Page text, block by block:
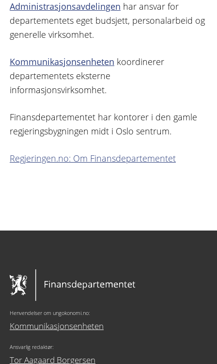
Administrasjonsavdelingen har ansvar for
departementets eget budsjett, personalarbeid og
generelle virksomhet.
Kommunikasjonsenheten koordinerer
departementets eksterne
informasjonsvirksomhet.
Finansdepartementet har kontorer i den gamle
regjeringsbygningen midt i Oslo sentrum.
Regjeringen.no: Om Finansdepartementet
Henvendelser om ungokonomi.no:
Kommunikasjonsenheten
Ansvarlig redaktør:
Tor Aagaard Borgersen